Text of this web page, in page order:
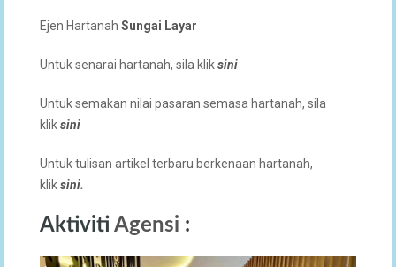
Ejen Hartanah Sungai Layar
Untuk senarai hartanah, sila kliksini
Untuk semakan nilai pasaran semasa hartanah, sila
kliksini
Untuk tulisan artikel terbaru berkenaan hartanah,
kliksini.
Aktiviti Agensi :